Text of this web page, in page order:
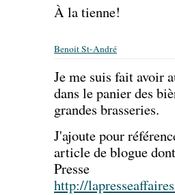
À la tienne!
Benoit St-André
Je me suis fait avoir
dans le panier des
grandes brasseries.
J'ajoute pour
article de blogue
Presse
http://